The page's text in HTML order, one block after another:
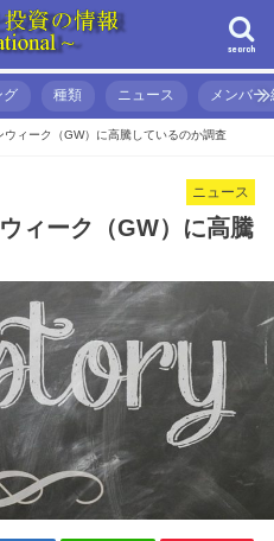
search
グ 種類 ニュース メンバー
ウィーク（GW）に高騰しているのか調査
ニュース
ィーク（GW）に高騰